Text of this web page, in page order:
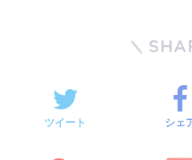
ツイート シェ